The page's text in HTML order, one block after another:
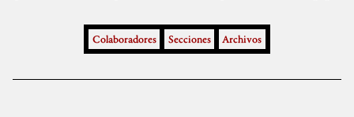
Colaboradores Secciones Archivos